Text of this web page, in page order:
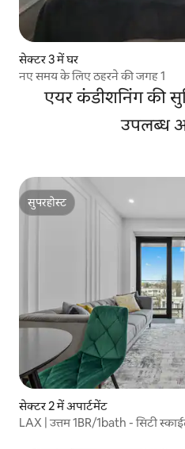
सेक्टर 3 में घर
नए समय के लिए ठहरने की जगह 1
एयर कंडीशनिंग की
उपलब्ध
सुपरहोस्ट
सुपरहोस्ट
सेक्टर 2 में अपार्टमेंट
LAX | उत्तम 1BR/1bath - सिटी